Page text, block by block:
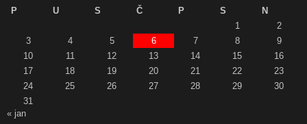
P
U S Č P S
N
1
2
3
4 5 6 7 8
9
10
11 12 13 14 15
16
17
18 19 20 21 22
23
24
25 26 27 28 29
30
31
« jan